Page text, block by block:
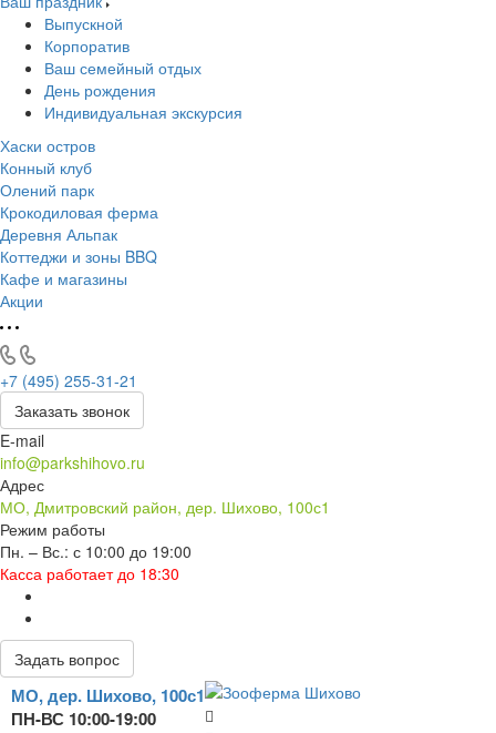
Выпускной
Корпоратив
Ваш семейный отдых
День рождения
Индивидуальная экскурсия
Хаски остров
Конный клуб
Олений парк
Крокодиловая ферма
Деревня Альпак
Коттеджи и зоны BBQ
Кафе и магазины
Акции
+7 (495) 255-31-21
Заказать звонок
E-mail
info@parkshihovo.ru
Адрес
МО, Дмитровский район, дер. Шихово, 100с1
Режим работы
Пн. – Вс.: с 10:00 до 19:00
Касса работает до 18:30
Задать вопрос
МО, дер. Шихово, 100с1
ПН-ВС 10:00-19:00